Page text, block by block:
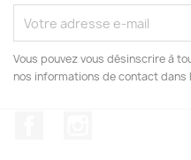
Vous pouvez vous désinscrire à
nos informations de contact